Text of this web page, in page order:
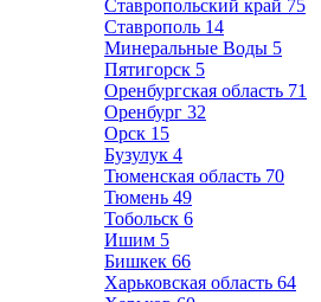
Ставропольский край 75
Ставрополь 14
Минеральные Воды 5
Пятигорск 5
Оренбургская область 71
Оренбург 32
Орск 15
Бузулук 4
Тюменская область 70
Тюмень 49
Тобольск 6
Ишим 5
Бишкек 66
Харьковская область 64